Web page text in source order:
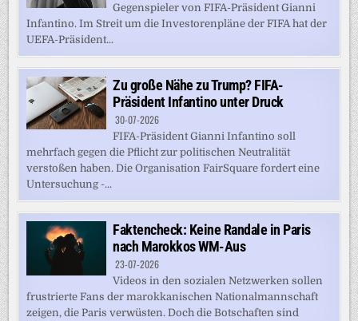
Gegenspieler von FIFA-Präsident Gianni
Infantino. Im Streit um die Investorenpläne der FIFA hat der
UEFA-Präsident...
Zu große Nähe zu Trump? FIFA-
Präsident Infantino unter Druck
30-07-2026
FIFA-Präsident Gianni Infantino soll
mehrfach gegen die Pflicht zur politischen Neutralität
verstoßen haben. Die Organisation FairSquare fordert eine
Untersuchung -...
Faktencheck: Keine Randale in Paris
nach Marokkos WM-Aus
23-07-2026
Videos in den sozialen Netzwerken sollen
frustrierte Fans der marokkanischen Nationalmannschaft
zeigen, die Paris verwüsten. Doch die Botschaften sind